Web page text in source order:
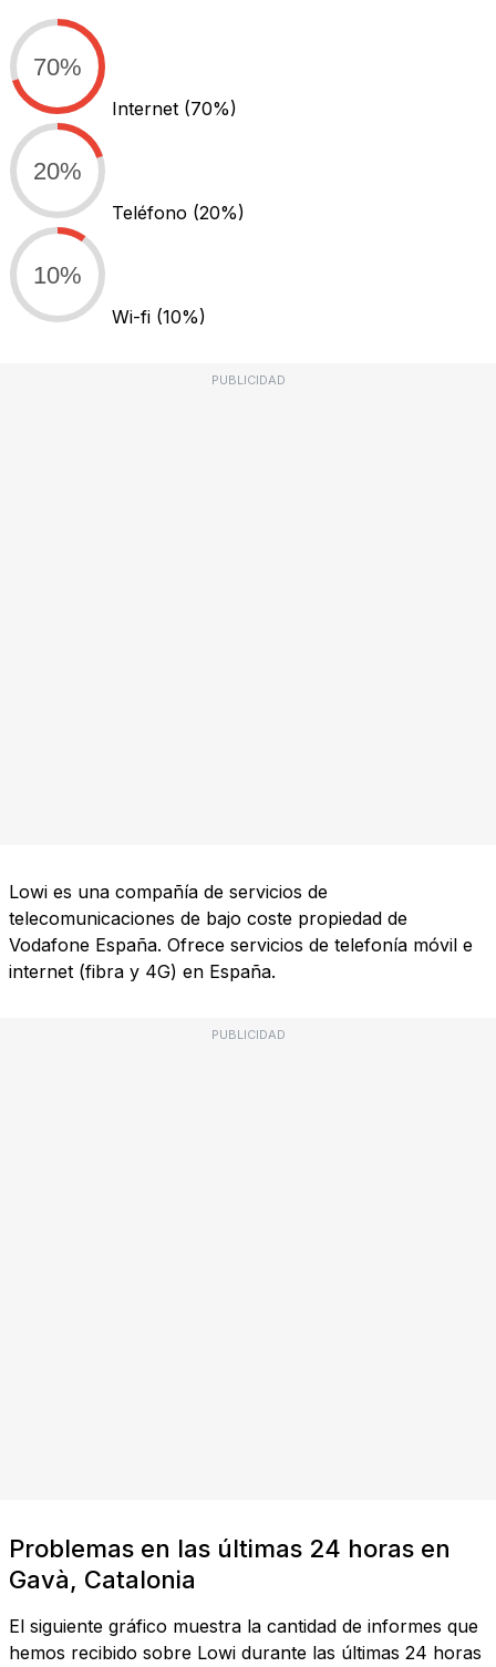
70%
Internet (70%)
20%
Teléfono (20%)
10%
Wi-fi (10%)
PUBLICIDAD
Lowi es una compañía de servicios de
telecomunicaciones de bajo coste propiedad de
Vodafone España. Ofrece servicios de telefonía móvil e
internet (fibra y 4G) en España.
PUBLICIDAD
Problemas en las últimas 24 horas en
Gavà, Catalonia
El siguiente gráfico muestra la cantidad de informes que
hemos recibido sobre Lowi durante las últimas 24 horas